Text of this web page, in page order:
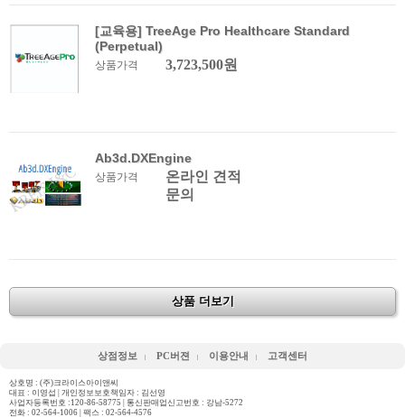
[교육용] TreeAge Pro Healthcare Standard
(Perpetual)
상품가격 3,723,500원
Ab3d.DXEngine
상품가격
온라인 견적
문의
상품 더보기
상점정보 PC버젼 이용안내 고객센터
상호명 : (주)크라이스아이앤씨
대표 : 이영섭 | 개인정보보호책임자 : 김선영
사업자등록번호 :120-86-58775 | 통신판매업신고번호 : 강남-5272
전화 : 02-564-1006 | 팩스 : 02-564-4576